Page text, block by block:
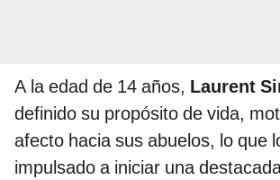
A la edad de 14 años, Laurent
definido su propósito de vida,
afecto hacia sus abuelos, lo que
impulsado a iniciar una